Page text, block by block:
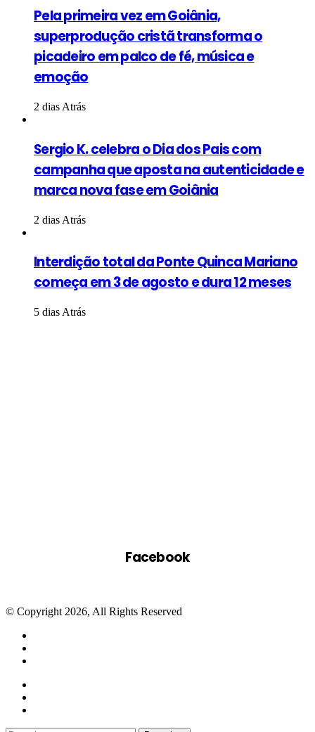
Pela primeira vez em Goiânia,
superprodução cristã transforma o
picadeiro em palco de fé, música e
emoção
2 dias Atrás
Sergio K. celebra o Dia dos Pais com
campanha que aposta na autenticidade e
marca nova fase em Goiânia
2 dias Atrás
Interdição total da Ponte Quinca Mariano
começa em 3 de agosto e dura 12 meses
5 dias Atrás
Facebook
© Copyright 2026, All Rights Reserved
Facebook
Twitter
WhatsApp
Telegram
Close